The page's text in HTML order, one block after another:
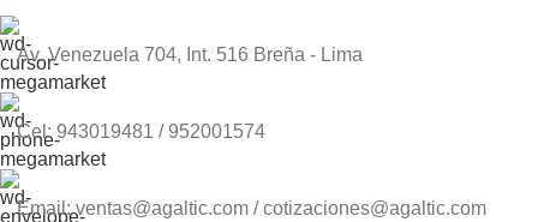
Av. Venezuela 704, Int. 516 Breña - Lima
Cel: 943019481 / 952001574
Email: ventas@agaltic.com / cotizaciones@agaltic.com